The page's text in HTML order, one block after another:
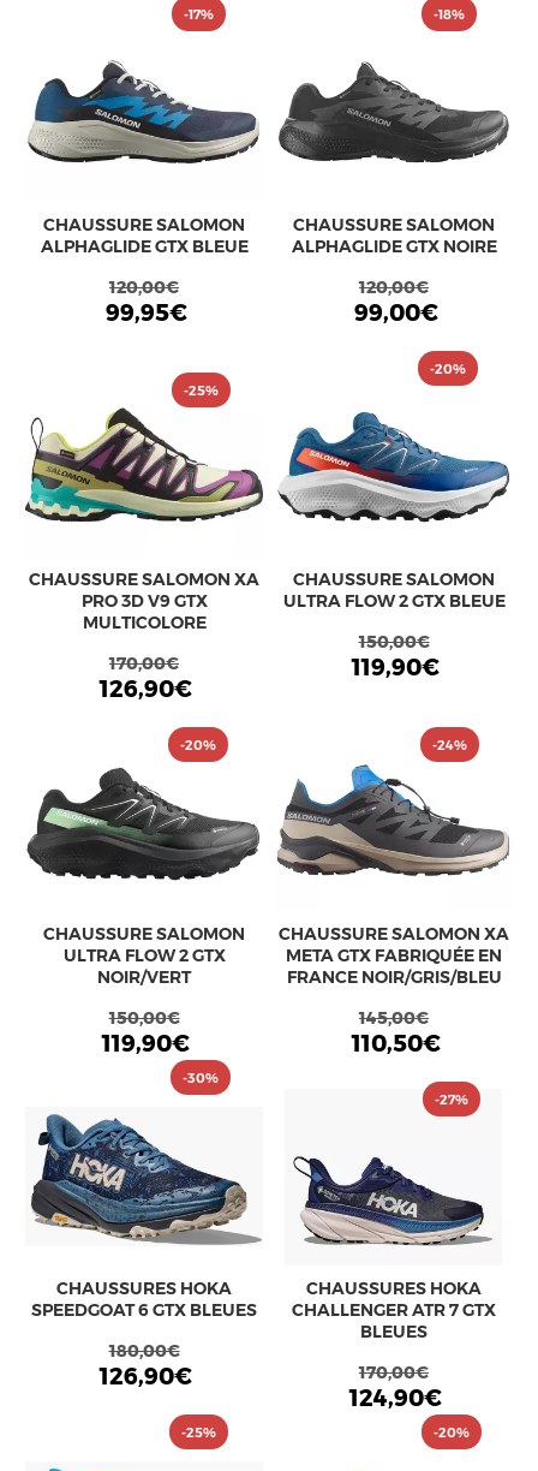
CHAUSSURE SALOMON
ALPHAGLIDE GTX BLEUE
120,00€
-17%
99,95€
CHAUSSURE SALOMON
ALPHAGLIDE GTX NOIRE
120,00€
-18%
99,00€
CHAUSSURE SALOMON XA
PRO 3D V9 GTX
MULTICOLORE
170,00€
-25%
126,90€
CHAUSSURE SALOMON
ULTRA FLOW 2 GTX BLEUE
150,00€
-20%
119,90€
CHAUSSURE SALOMON
ULTRA FLOW 2 GTX
NOIR/VERT
150,00€
-20%
119,90€
CHAUSSURE SALOMON XA
META GTX FABRIQUÉE EN
FRANCE NOIR/GRIS/BLEU
145,00€
-24%
110,50€
CHAUSSURES HOKA
SPEEDGOAT 6 GTX BLEUES
180,00€
-30%
126,90€
CHAUSSURES HOKA
CHALLENGER ATR 7 GTX
BLEUES
170,00€
-27%
124,90€
-25% -20%